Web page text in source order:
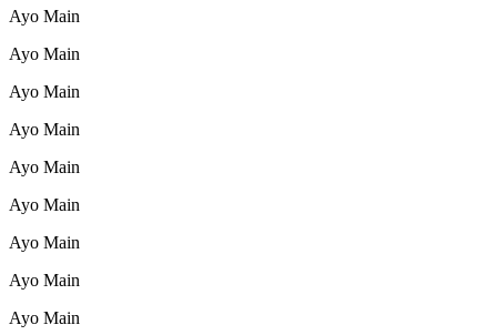
Ayo Main
Ayo Main
Ayo Main
Ayo Main
Ayo Main
Ayo Main
Ayo Main
Ayo Main
Ayo Main